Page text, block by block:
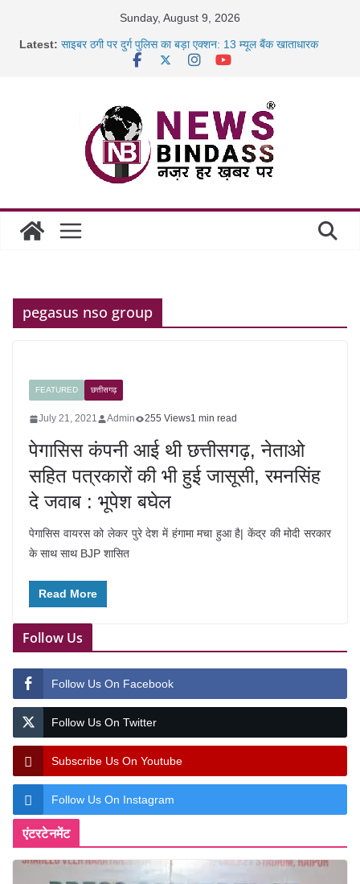
Sunday, August 9, 2026
Latest: साइबर ठगी पर दुर्ग पुलिस का बड़ा एक्शन: 13 म्यूल बैंक खाताधारक
रायपुर में कल्याण ज्वेलर्स में डकैती की साजिश नाकाम, दिल्ली-बिहार
छत्तीसगढ़ में 1460 गोधाम होंगे स्थापित, हर विकासखंड के 10 उत्कृष्ट
गोठानों
pegasus nso group
FEATURED छत्तीसगढ़
July 21, 2021 Admin 255 Views1 min read
पेगासिस कंपनी आई थी छत्तीसगढ़, नेताओ
सहित पत्रकारों की भी हुई जासूसी, रमनसिंह
दे जवाब : भूपेश बघेल
पेगासिस वायरस को लेकर पुरे देश में हंगामा मचा हुआ है| केंद्र की मोदी सरकार
के साथ साथ BJP शासित
Read More
Follow Us
Follow Us On Facebook
Follow Us On Twitter
Subscribe Us On Youtube
Follow Us On Instagram
एंटरटेनमेंट